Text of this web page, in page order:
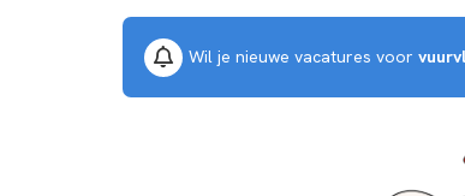
Wil je nieuwe vacatures voor